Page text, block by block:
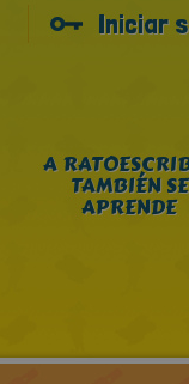
Iniciar
A
TAMBIÉN SE
APRENDE